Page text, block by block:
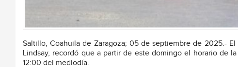
Saltillo, Coahuila de Zaragoza; 05 de septiembre de 2025.-
Lindsay, recordó que a partir de este domingo el horario de
12:00 del mediodía.